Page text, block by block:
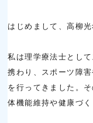
はじめまして、高柳光
私は理学療法士とし
携わり、スポーツ障
を行ってきました。
体機能維持や健康づ